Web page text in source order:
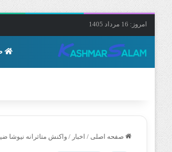
امروز: 16 مرداد 1405
صفحه اصلی / اخبار / واکنش متاثرانه نیوشا